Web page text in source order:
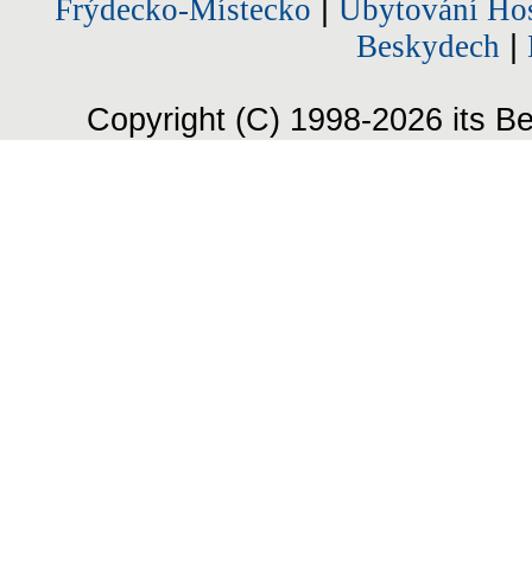
Frýdecko-Místecko
Ubytování
Beskydech
Copyright (C) 1998-2026 its